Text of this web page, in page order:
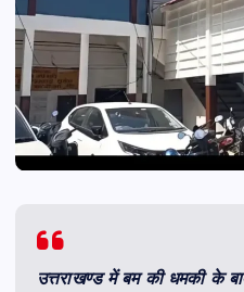
उत्तराखण्ड में बम की धमकी के